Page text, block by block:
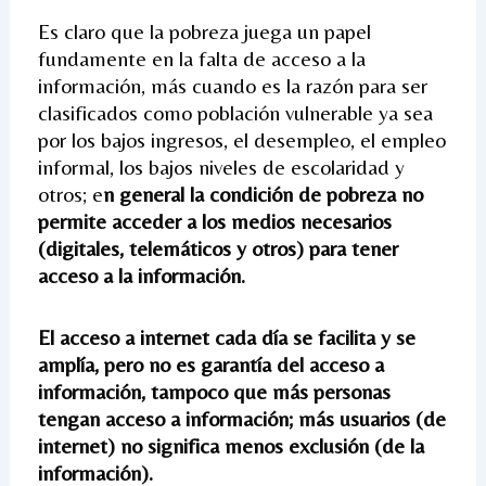
Es claro que la pobreza juega un papel
fundamente en la falta de acceso a la
información, más cuando es la razón para ser
clasificados como población vulnerable ya sea
por los bajos ingresos, el desempleo, el empleo
informal, los bajos niveles de escolaridad y
otros; en general la condición de pobreza no
permite acceder a los medios necesarios
(digitales, telemáticos y otros) para tener
acceso a la información.
El acceso a internet cada día se facilita y se
amplía, pero no es garantía del acceso a
información, tampoco que más personas
tengan acceso a información; más usuarios (de
internet) no significa menos exclusión (de la
información).